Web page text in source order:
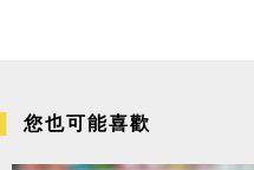
您也可能喜歡